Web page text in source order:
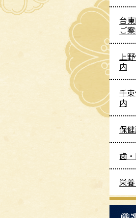
台
ご
上
内
千
内
保
歯
栄